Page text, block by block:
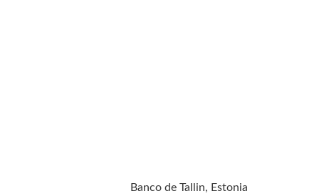
Banco de Tallin, Estonia